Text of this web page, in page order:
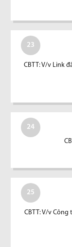
23
CBTT: V/v Link
24
25
CBTT: V/v